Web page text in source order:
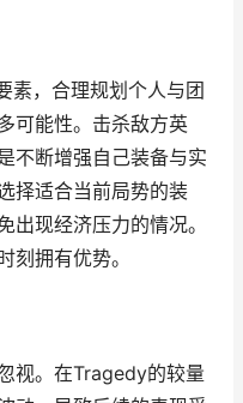
素，合理规划个人与团
可能性。击杀敌方英
不断增强自己装备与实
择适合当前局势的装
出现经济压力的情况。
刻拥有优势。
视。在Tragedy的较量